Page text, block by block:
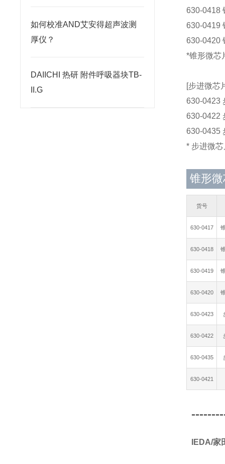
如何校准AND艾安得超声波测
厚仪？
DAIICHI 热研 附件呼吸器块TB-
II.G
630-0418
630-0419
630-0420
*锥形微芯
[步进微芯
630-0423
630-0422
630-0435
* 步进微
锥形
货号
630-0417
630-0418
630-0419
630-0420
630-0423
630-0422
630-0435
630-0421
IEDA/